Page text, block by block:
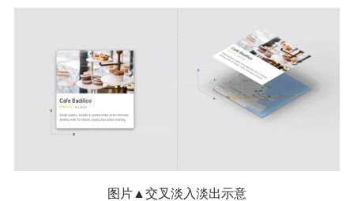
图片▲交叉淡入淡出示意